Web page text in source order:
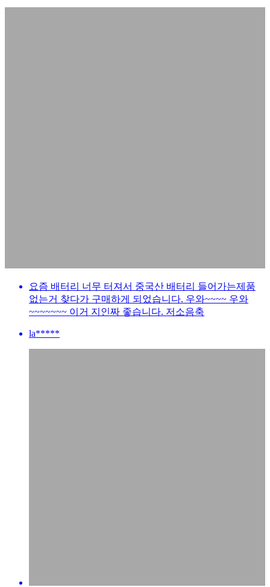
요즘 배터리 너무 터져서 중국산 배터리 들어가는제품
없는거 찾다가 구매하게 되었습니다. 우와~~~~ 우와
~~~~~~~ 이거 지인짜 좋습니다. 저소음축
la*****